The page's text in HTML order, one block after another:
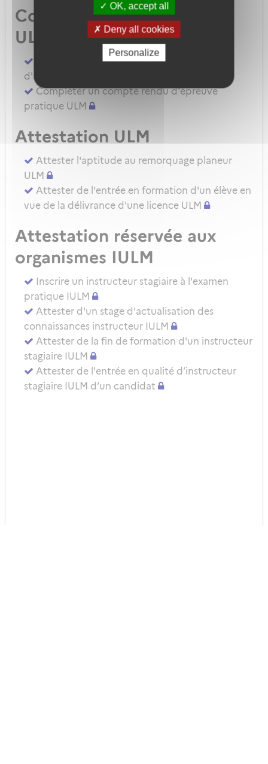
OK, accept all
Deny all cookies
Personalize
Compte rendu d’épreuve
ULM
Compléter un compte rendu d'épreuve
d'aptitude pratique instructeur IULM.
Compléter un compte rendu d'épreuve
pratique ULM
Attestation ULM
Attester l'aptitude au remorquage planeur
ULM
Attester de l'entrée en formation d'un élève en
vue de la délivrance d'une licence ULM
Attestation réservée aux
organismes IULM
Inscrire un instructeur stagiaire à l'examen
pratique IULM
Attester d'un stage d'actualisation des
connaissances instructeur IULM
Attester de la fin de formation d'un instructeur
stagiaire IULM
Attester de l'entrée en qualité d’instructeur
stagiaire IULM d’un candidat